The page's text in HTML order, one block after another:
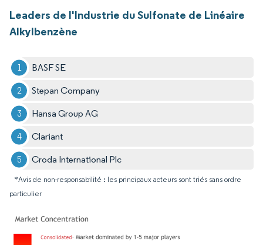
Leaders de l'Industrie du Sulfonate de Linéaire
Alkylbenzène
BASF SE
Stepan Company
Hansa Group AG
Clariant
Croda International Plc
*Avis de non-responsabilité : les principaux acteurs sont triés sans ordre
particulier